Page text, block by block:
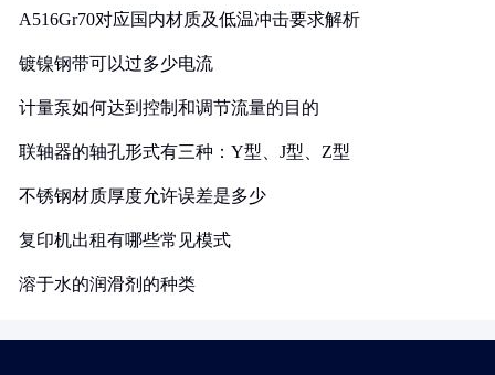
A516Gr70对应国内材质及低温冲击要求解析
镀镍钢带可以过多少电流
计量泵如何达到控制和调节流量的目的
联轴器的轴孔形式有三种：Y型、J型、Z型
不锈钢材质厚度允许误差是多少
复印机出租有哪些常见模式
溶于水的润滑剂的种类